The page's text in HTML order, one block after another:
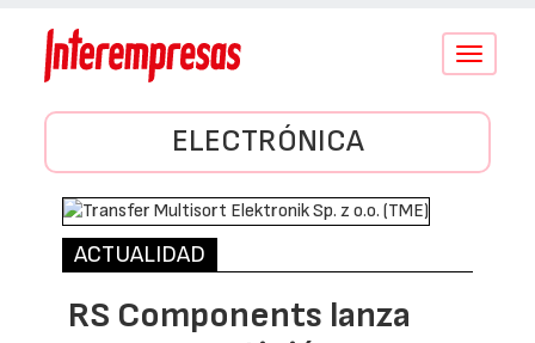
Conmutar
ELECTRÓNICA
ACTUALIDAD
RS Components lanza